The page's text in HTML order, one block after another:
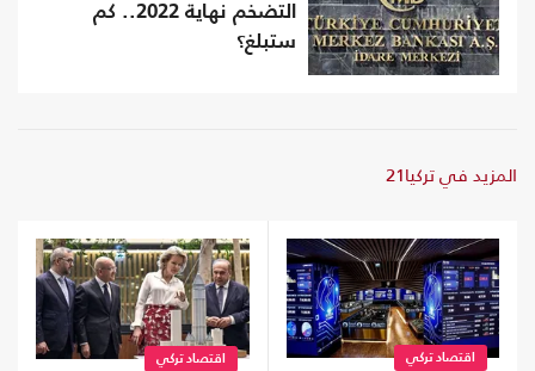
التضخم نهاية 2022.. كم
ستبلغ؟
المزيد في تركيا21
اقتصاد تركي اقتصاد تركي